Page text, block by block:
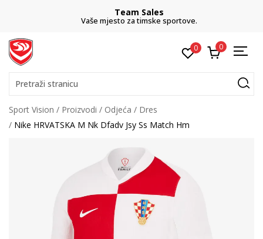
Team Sales
Vaše mjesto za timske sportove.
0 0
Pretraži stranicu
Sport Vision Proizvodi Odjeća
Dres
Nike HRVATSKA M Nk Dfadv Jsy Ss Match Hm